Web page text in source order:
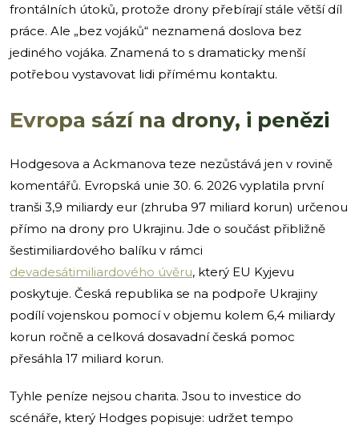
frontálních útoků, protože drony přebírají stále větší díl
práce. Ale „bez vojáků“ neznamená doslova bez
jediného vojáka. Znamená to s dramaticky menší
potřebou vystavovat lidi přímému kontaktu.
Evropa sází na drony, i penězi
Hodgesova a Ackmanova teze nezůstává jen v rovině
komentářů. Evropská unie 30. 6. 2026 vyplatila první
tranši 3,9 miliardy eur (zhruba 97 miliard korun) určenou
přímo na drony pro Ukrajinu. Jde o součást přibližně
šestimiliardového balíku v rámci
devadesátimiliardového úvěru, který EU Kyjevu
poskytuje. Česká republika se na podpoře Ukrajiny
podílí vojenskou pomocí v objemu kolem 6,4 miliardy
korun ročně a celková dosavadní česká pomoc
přesáhla 17 miliard korun.
Tyhle peníze nejsou charita. Jsou to investice do
scénáře, který Hodges popisuje: udržet tempo